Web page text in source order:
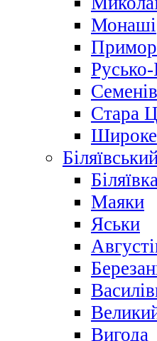
Монаші
Русько-
Стара
Широке
Маяки
Яськи
Вигода